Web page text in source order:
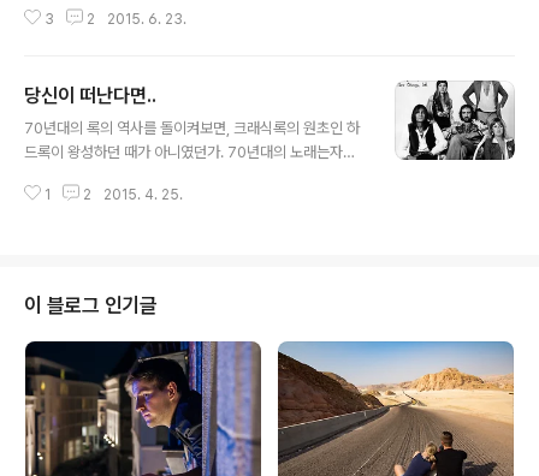
슴에 잔잔한 여운을 남기는 소리이고 영혼의 양식과도 같
가. 내가 좋아서 듣고 내가 힘들때 들어서 좋았던 그 시절
그 음악이 있어서 좋았다. 그래서 힘이 난다. 우리가 하루를
숨을 쉬고 또 다른 하루를 넘길수가 있는것은 바로 위대한
공존하고 있는 이상은 우리는 이겨내고 잘 견디어 낼수가
3 2 2015. 6. 23.
당신이 떠난다면..
70년대의 록의 역사를 돌이켜보면, 크래식록의 원초인 하
드록이 왕성하던 때가 아니였던가. 70년대의 노래는자유
하는 미래에대한 포부를 담아내고 또한 그들이 원하는 유
획을 그은 밴드로서 그들의 음악은 바로 젊은이의 우상과
도 같은 음악이였다. 지금은 모두 나이가 들어서 할아버지
할머니라는 꼬리표가 따라 다니겠지만, 그래도 그들의 음
악은 우리들 가슴 깊이 감싸주고 있다. 그들이 꿈꾸는 자유
로운 영혼의 세계는 바로 음악이 표현해주고 있었다. 70년
대의 그루브한 느낌의 음악이 바로 아래에 소개되..
1 2 2015. 4. 25.
이 블로그 인기글